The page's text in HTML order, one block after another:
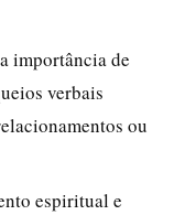
importância de
verbais
ou
espiritual e